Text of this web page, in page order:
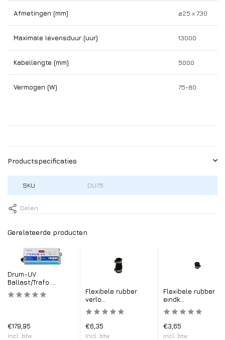
Afmetingen (mm) ø25 x 730
Maximale levensduur (uur) 13000
Kabellengte (mm) 5000
Vermogen (W) 75-80
Productspecificaties
SKU DU75
Delen
Gerelateerde producten
Drum-UV
Ballast/Trafo ...
€179,95
Incl. btw
Flexibele rubber
verlo...
€6,35
Incl. btw
Flexibele rubber
eindk...
€3,65
Incl. btw